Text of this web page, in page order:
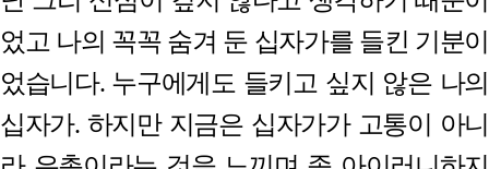
었고 나의 꼭꼭 숨겨 둔 십자가를 들킨 기분이
었습니다. 누구에게도 들키고 싶지 않은 나의
십자가. 하지만 지금은 십자가가 고통이 아니